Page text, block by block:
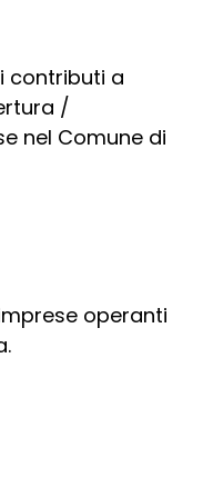
contributi a
/
nel Comune di
operanti